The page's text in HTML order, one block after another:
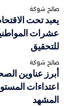
صالح شوكة
يعبد تحت
عشرات
للتحقيق
صالح شوكة
أبرز عناوين
اعتداءات
المشهد